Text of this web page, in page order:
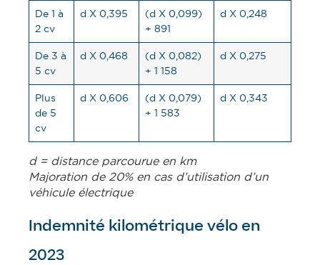
De 1 à
2 cv
d X 0,395
(d X 0,099)
+ 891
d X 0,248
De 3 à
5 cv
d X 0,468
(d X 0,082)
+ 1 158
d X 0,275
Plus
de 5
cv
d X 0,606
(d X 0,079)
+ 1 583
d X 0,343
d = distance parcourue en km
Majoration de 20% en cas d’utilisation d’un
véhicule électrique
Indemnité kilométrique vélo en
2023